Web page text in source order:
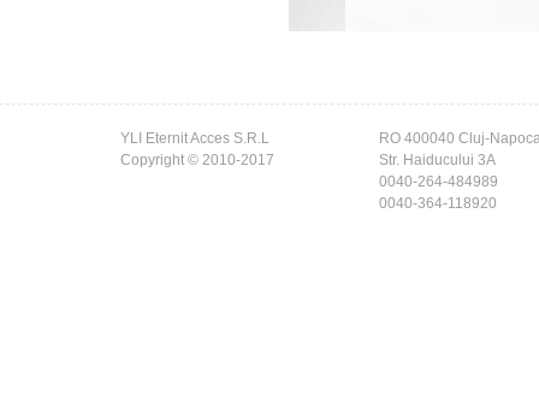
YLI Eternit Acces S.R.L
Copyright © 2010-2017
RO 400040 Cluj-
Str. Haiducului 3A
0040-264-484989
0040-364-118920